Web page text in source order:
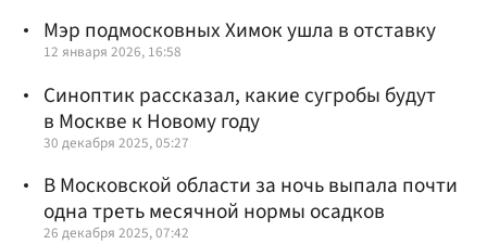
Мэр подмосковных Химок ушла в отставку
12 января 2026, 16:58
Синоптик рассказал, какие сугробы будут
в Москве к Новому году
30 декабря 2025, 05:27
В Московской области за ночь выпала почти
одна треть месячной нормы осадков
26 декабря 2025, 07:42